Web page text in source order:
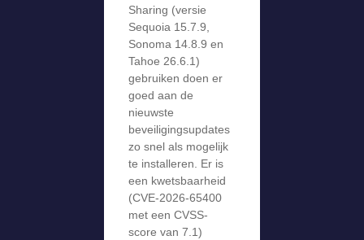
Sharing (versie
Sequoia 15.7.9,
Sonoma 14.8.9 en
Tahoe 26.6.1)
gebruiken doen er
goed aan de
nieuwste
beveiligingsupdates
zo snel als mogelijk
te installeren. Er is
een kwetsbaarheid
(CVE-2026-65400
met een CVSS-
score van 7.1)